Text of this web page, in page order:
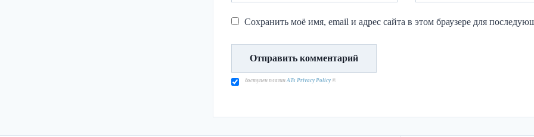
Сохранить моё имя, email и адрес сайта в этом браузере для
доступен плагин ATs Privacy Policy ©